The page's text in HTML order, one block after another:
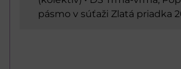
pásmo v súťaži Zlatá priadka